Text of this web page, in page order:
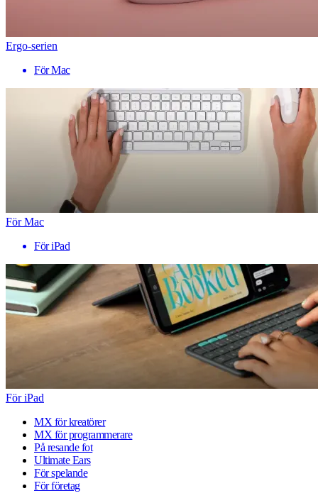
Ergo-serien
För Mac
För Mac
För iPad
För iPad
MX för kreatörer
MX för programmerare
På resande fot
Ultimate Ears
För spelande
För företag